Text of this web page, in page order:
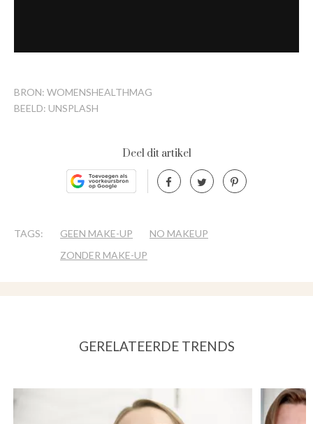
BRON: WOMENSHEALTHMAG
BEELD: UNSPLASH
Deel dit artikel
TAGS: GEEN MAKE-UP
NO MAKEUP
ZONDER MAKE-UP
GERELATEERDE TRENDS